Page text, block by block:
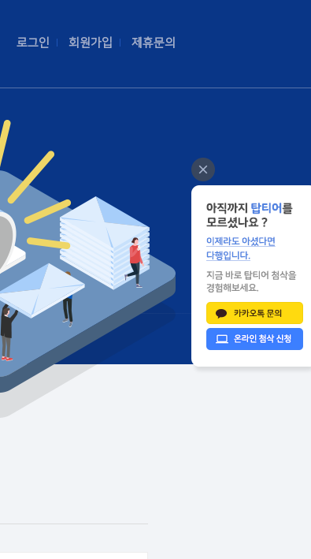
로그인 회원가입 제휴문의